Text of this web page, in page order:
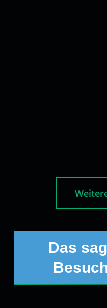
Das